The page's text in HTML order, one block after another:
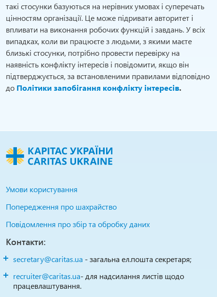
такі стосунки базуються на нерівних умовах і суперечать
цінностям організації. Це може підривати авторитет і
впливати на виконання робочих функцій і завдань. У всіх
випадках, коли ви працюєте з людьми, з якими маєте
близькі стосунки, потрібно провести перевірку на
наявність конфлікту інтересів і повідомити, якщо він
підтверджується, за встановленими правилами відповідно
до Політики запобігання конфлікту інтересів.
Умови користування
Попередження про шахрайство
Повідомлення про збір та обробку даних
Контакти:
secretary@caritas.ua - загальна ел.пошта секретаря;
recruiter@caritas.ua- для надсилання листів щодо
працевлаштування.